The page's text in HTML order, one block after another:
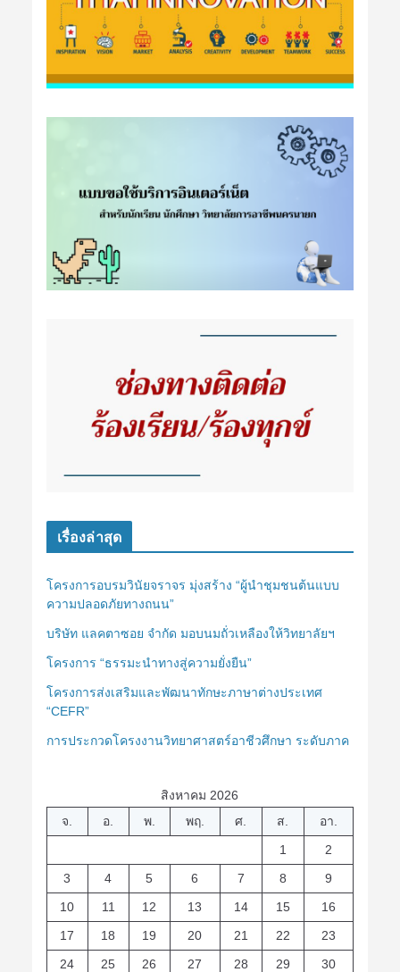
เรื่องล่าสุด
โครงการอบรมวินัยจราจร มุ่งสร้าง “ผู้นำชุมชนต้นแบบ
ความปลอดภัยทางถนน”
บริษัท แลคตาซอย จำกัด มอบนมถั่วเหลืองให้วิทยาลัยฯ
โครงการ “ธรรมะนำทางสู่ความยั่งยืน”
โครงการส่งเสริมและพัฒนาทักษะภาษาต่างประเทศ
“CEFR”
การประกวดโครงงานวิทยาศาสตร์อาชีวศึกษา ระดับภาค
สิงหาคม 2026
จ.
อ. พ. พฤ. ศ. ส.
อา.
1
2
3
4 5 6 7 8
9
10
11 12 13 14 15
16
17
18 19 20 21 22
23
24
25 26 27 28 29
30